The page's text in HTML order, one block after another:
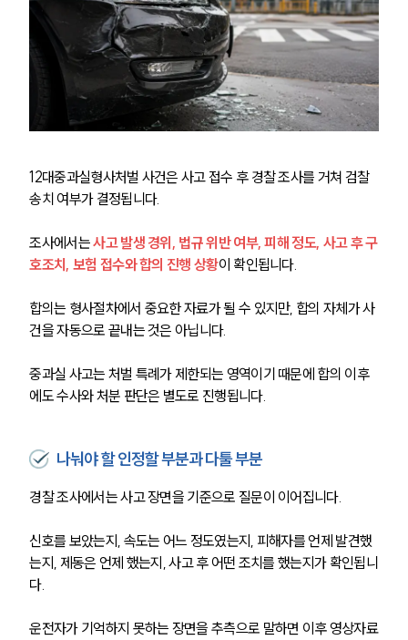
음주운전·교통사고전문변호사추천
소식/자료
언론보도
법률 블로그
법률서식
뉴스레터/브로슈어
대륜법률상담예약
12대중과실형사처벌 사건은 사고 접수 후 경찰 조사를 거쳐 검찰
송치 여부가 결정됩니다.
조사에서는 사고 발생 경위, 법규 위반 여부, 피해 정도, 사고 후 구
호조치, 보험 접수와 합의 진행 상황이 확인됩니다.
합의는 형사절차에서 중요한 자료가 될 수 있지만, 합의 자체가 사
건을 자동으로 끝내는 것은 아닙니다.
중과실 사고는 처벌 특례가 제한되는 영역이기 때문에 합의 이후
에도 수사와 처분 판단은 별도로 진행됩니다.
나눠야 할 인정할 부분과 다툴 부분
경찰 조사에서는 사고 장면을 기준으로 질문이 이어집니다.
신호를 보았는지, 속도는 어느 정도였는지, 피해자를 언제 발견했
는지, 제동은 언제 했는지, 사고 후 어떤 조치를 했는지가 확인됩니
다.
운전자가 기억하지 못하는 장면을 추측으로 말하면 이후 영상자료